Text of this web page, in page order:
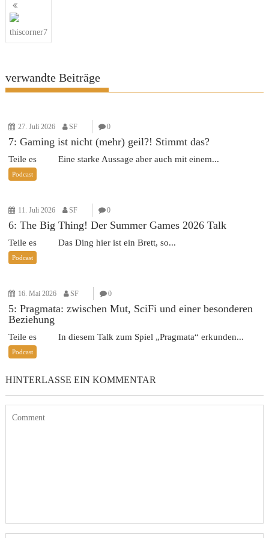
thiscorner7
verwandte Beiträge
27. Juli 2026 SF 0
7: Gaming ist nicht (mehr) geil?! Stimmt das?
Teile es Eine starke Aussage aber auch mit einem...
Podcast
11. Juli 2026 SF 0
6: The Big Thing! Der Summer Games 2026 Talk
Teile es Das Ding hier ist ein Brett, so...
Podcast
16. Mai 2026 SF 0
5: Pragmata: zwischen Mut, SciFi und einer besonderen
Beziehung
Teile es In diesem Talk zum Spiel „Pragmata“ erkunden...
Podcast
HINTERLASSE EIN KOMMENTAR